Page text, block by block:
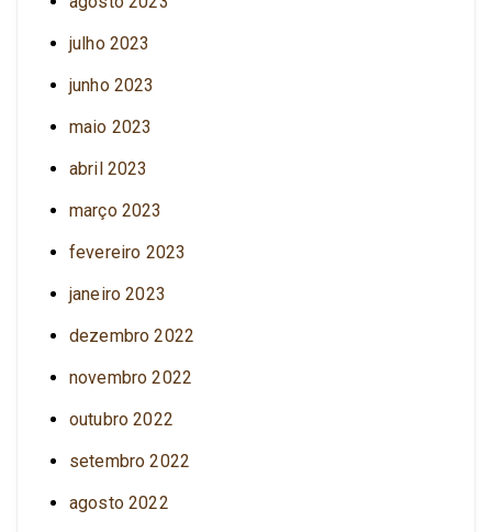
julho 2023
junho 2023
maio 2023
abril 2023
março 2023
fevereiro 2023
janeiro 2023
dezembro 2022
novembro 2022
outubro 2022
setembro 2022
agosto 2022